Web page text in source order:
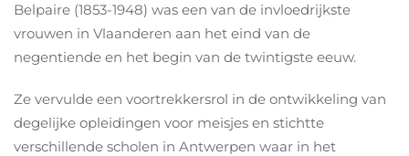
Belpaire (1853-1948) was een van de invloedrijkste
vrouwen in Vlaanderen aan het eind van de
negentiende en het begin van de twintigste eeuw.
Ze vervulde een voortrekkersrol in de ontwikkeling van
degelijke opleidingen voor meisjes en stichtte
verschillende scholen in Antwerpen waar in het